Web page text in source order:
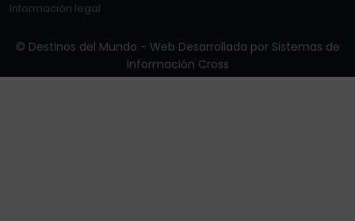
Información legal
© Destinos del Mundo - Web Desarrollada por Sistemas de
Información Cross